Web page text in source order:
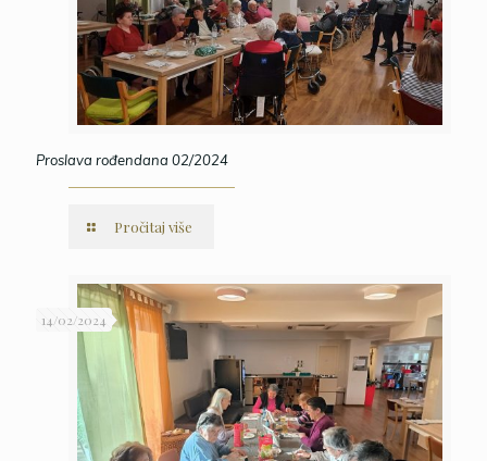
Proslava rođendana 02/2024
Pročitaj više
14/02/2024